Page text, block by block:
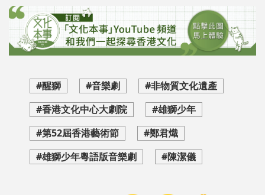
#醒獅 #音樂劇
#非物質文化遺產
#香港文化中心大劇院
#雄獅少年
#第52屆香港藝術節
#鄭君熾
#雄獅少年粵語版音樂劇
#陳潔儀